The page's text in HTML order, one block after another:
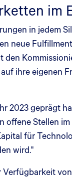
im
in jedem
neue
ihre eigenen
2023 geprägt
Stellen
für
wird."